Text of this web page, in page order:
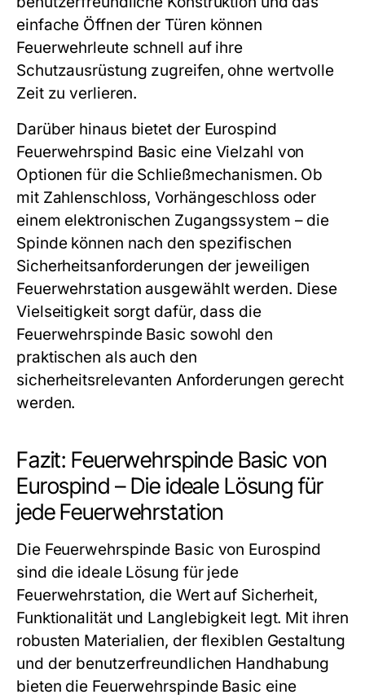
einfache Öffnen der Türen können
Feuerwehrleute schnell auf ihre
Schutzausrüstung zugreifen, ohne wertvolle
Zeit zu verlieren.
Darüber hinaus bietet der Eurospind
Feuerwehrspind Basic eine Vielzahl von
Optionen für die Schließmechanismen. Ob
mit Zahlenschloss, Vorhängeschloss oder
einem elektronischen Zugangssystem – die
Spinde können nach den spezifischen
Sicherheitsanforderungen der jeweiligen
Feuerwehrstation ausgewählt werden. Diese
Vielseitigkeit sorgt dafür, dass die
Feuerwehrspinde Basic sowohl den
praktischen als auch den
sicherheitsrelevanten Anforderungen gerecht
werden.
Fazit: Feuerwehrspinde Basic von
Eurospind – Die ideale Lösung für
jede Feuerwehrstation
Die Feuerwehrspinde Basic von Eurospind
sind die ideale Lösung für jede
Feuerwehrstation, die Wert auf Sicherheit,
Funktionalität und Langlebigkeit legt. Mit ihren
robusten Materialien, der flexiblen Gestaltung
und der benutzerfreundlichen Handhabung
bieten die Feuerwehrspinde Basic eine